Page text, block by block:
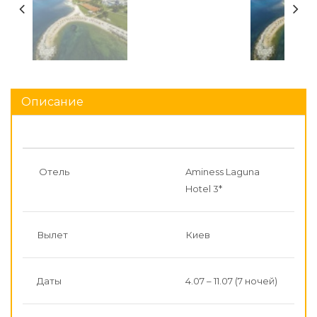
Описание
Отель
Aminess Laguna
Hotel 3*
Вылет Киев
Даты 4.07 – 11.07 (7 ночей)